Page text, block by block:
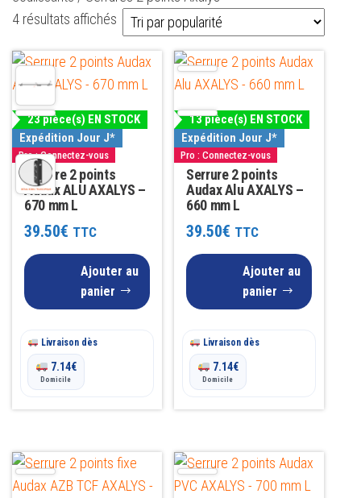
4 résultats affichés Trié
par
popularité
23 pièce(s) EN STOCK
Expédition Jour J*
Pro : Connectez-vous
Serrure 2 points
Audax ALU AXALYS –
670 mm L
39.50€ TTC
Ajouter au
panier
Livraison dès
7.14€
Domicile
13 pièce(s) EN STOCK
Expédition Jour J*
Pro : Connectez-vous
Serrure 2 points
Audax Alu AXALYS –
660 mm L
39.50€ TTC
Ajouter au
panier
Livraison dès
7.14€
Domicile
Ce
produit